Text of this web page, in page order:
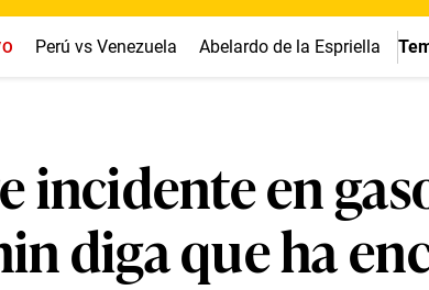
Perú vs Venezuela Abelardo de la Espriella
incidente en
diga que ha